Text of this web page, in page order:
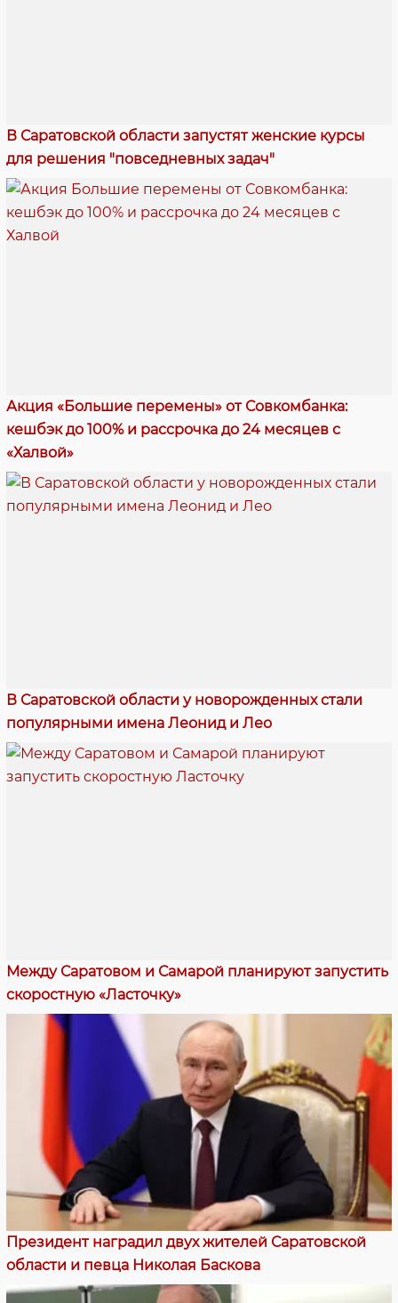
В Саратовской области запустят женские курсы
для решения "повседневных задач"
Акция «Большие перемены» от Совкомбанка:
кешбэк до 100% и рассрочка до 24 месяцев с
«Халвой»
В Саратовской области у новорожденных стали
популярными имена Леонид и Лео
Между Саратовом и Самарой планируют запустить
скоростную «Ласточку»
Президент наградил двух жителей Саратовской
области и певца Николая Баскова